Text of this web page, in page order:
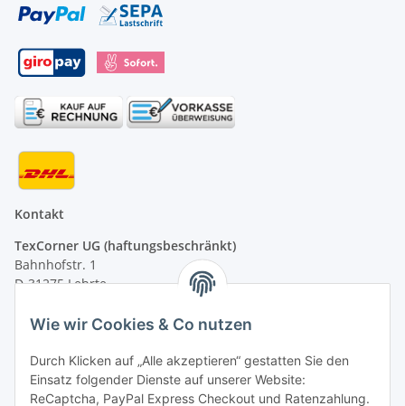
Kontakt
TexCorner UG (haftungsbeschränkt)
Bahnhofstr. 1
D-31275 Lehrte
Montag - Freitag
von 09:00 - 13:00 Uhr
telefonisch erreichbar
Tel: +49 (0) 5132 8230689
Wie wir Cookies & Co nutzen
Durch Klicken auf „Alle akzeptieren“ gestatten Sie den
Einsatz folgender Dienste auf unserer Website:
ReCaptcha, PayPal Express Checkout und Ratenzahlung.